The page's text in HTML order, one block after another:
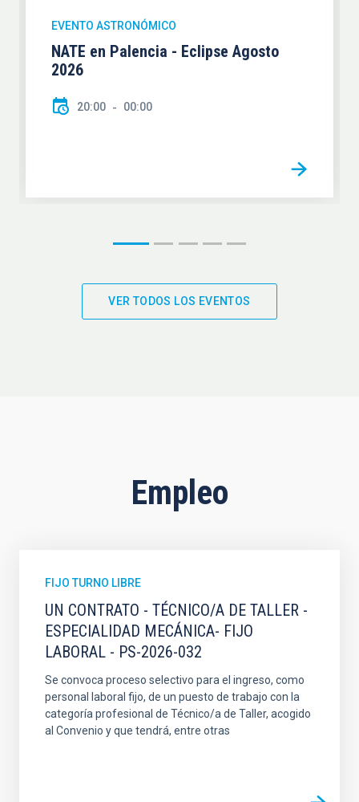
EVENTO ASTRONÓMICO
NATE en Palencia - Eclipse Agosto
2026
20:00 00:00
VER TODOS LOS EVENTOS
Empleo
FIJO TURNO LIBRE
UN CONTRATO - TÉCNICO/A DE TALLER -
ESPECIALIDAD MECÁNICA- FIJO
LABORAL - PS-2026-032
Se convoca proceso selectivo para el ingreso, como
personal laboral fijo, de un puesto de trabajo con la
categoría profesional de Técnico/a de Taller, acogido
al Convenio y que tendrá, entre otras